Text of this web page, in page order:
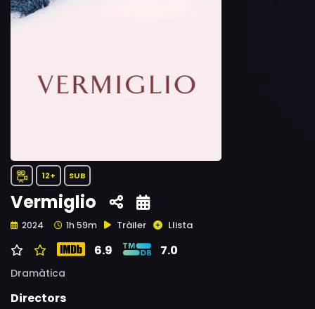
12+ SUB
Vermiglio
2024 1h 59m Tràiler Llista
6.9 7.0
Dramàtica
Directors